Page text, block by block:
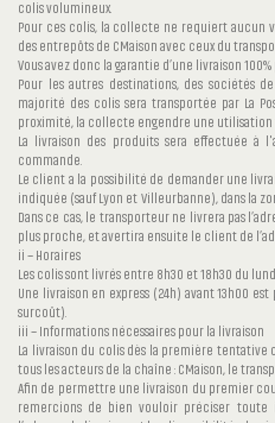
colis volumineux.
Pour ces colis, la collecte ne requiert aucun
des entrepôts de CMaison avec ceux du
Vous avez donc la garantie d’une livraison
Pour les autres destinations, des sociétés
majorité des colis sera transportée par La
proximité, la collecte engendre une
La livraison des produits sera effectuée
commande.
Le client a la possibilité de demander une
indiquée (sauf Lyon et Villeurbanne), dans la
Dans ce cas, le transporteur ne livrera pas
plus proche, et avertira ensuite le client de
ii – Horaires
Les colis sont livrés entre 8h30 et 18h30 du
Une livraison en express (24h) avant 13h00
surcoût).
iii – Informations nécessaires pour la livraison
La livraison du colis dès la première
tous les acteurs de la chaîne : CMaison, le
Afin de permettre une livraison du premier
remercions de bien vouloir préciser